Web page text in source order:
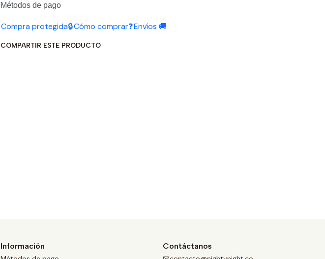
Métodos de pago
Compra protegida🔒Cómo comprar❓Envíos 🚚
COMPARTIR ESTE PRODUCTO
Información Contáctanos